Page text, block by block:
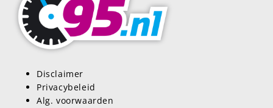
Disclaimer
Privacybeleid
Alg. voorwaarden